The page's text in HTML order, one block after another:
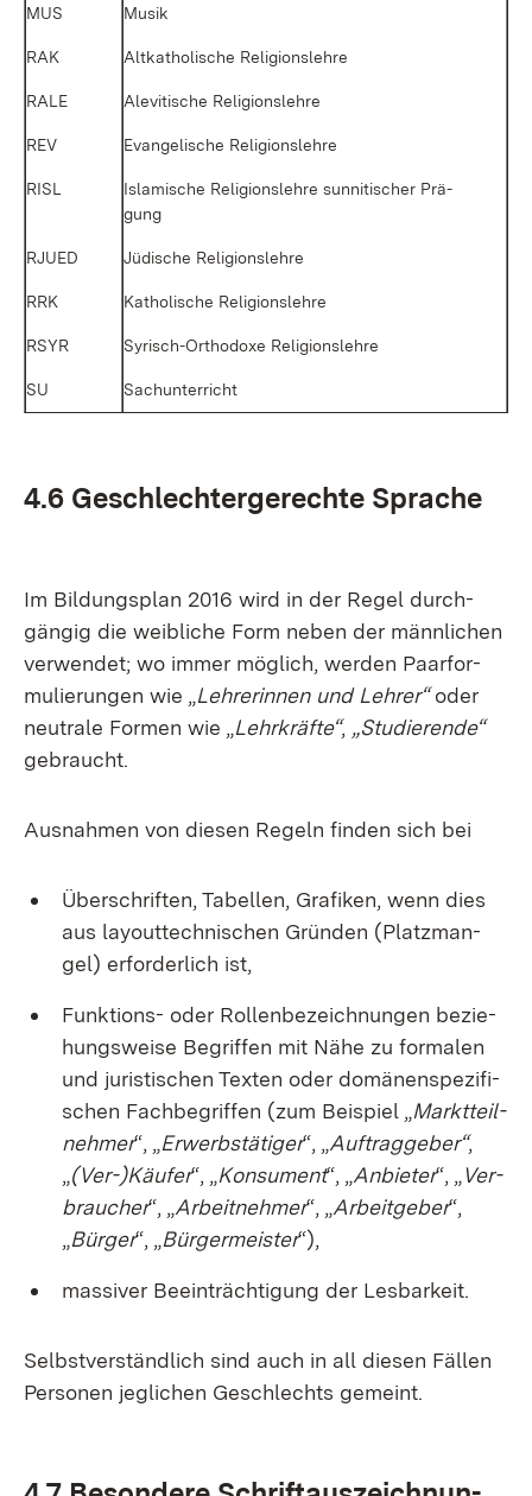
MUS Mu­sik
RAK Alt­ka­tho­li­sche Re­li­gi­ons­leh­re
RA­LE Ale­vi­ti­sche Re­li­gi­ons­leh­re
REV Evan­ge­li­sche Re­li­gi­ons­leh­re
RISL
Is­la­mi­sche Re­li­gi­ons­leh­re sun­ni­ti­scher Prä­
gung
RJUED Jü­di­sche Re­li­gi­ons­leh­re
RRK Ka­tho­li­sche Re­li­gi­ons­leh­re
RSYR Sy­risch-Or­tho­do­xe Re­li­gi­ons­leh­re
SU Sach­un­ter­richt
4.6 Ge­schlech­ter­ge­rech­te Spra­che
Im Bil­dungs­plan 2016 wird in der Re­gel durch­
gän­gig die weib­li­che Form ne­ben der männ­li­chen
ver­wen­det; wo im­mer mög­lich, wer­den Paar­for­
mu­lie­run­gen wie „Leh­re­rin­nen und Leh­rer“oder
neu­tra­le For­men wie „Lehr­kräf­te“, „Stu­die­ren­de“
ge­braucht.
Aus­nah­men von die­sen Re­geln fin­den sich bei
Über­schrif­ten, Ta­bel­len, Gra­fi­ken, wenn dies
aus lay­out­tech­ni­schen Grün­den (Platz­man­
gel) er­for­der­lich ist,
Funk­ti­ons- oder Rol­len­be­zeich­nun­gen be­zie­
hungs­wei­se Be­grif­fen mit Nä­he zu for­ma­len
und ju­ris­ti­schen Tex­ten oder do­mä­nen­spe­zi­fi­
schen Fach­be­grif­fen (zum Bei­spiel „Markt­teil­
neh­mer“, „Er­werbs­tä­ti­ger“, „Auf­trag­ge­ber“,
„(Ver-)Käu­fer“, „Kon­su­ment“, „An­bie­ter“, „Ver­
brau­cher“, „Ar­beit­neh­mer“, „Ar­beit­ge­ber“,
„Bür­ger“, „Bür­ger­meis­ter“),
mas­si­ver Be­ein­träch­ti­gung der Les­bar­keit.
Selbst­ver­ständ­lich sind auch in all die­sen Fäl­len
Per­so­nen jeg­li­chen Ge­schlechts ge­meint.